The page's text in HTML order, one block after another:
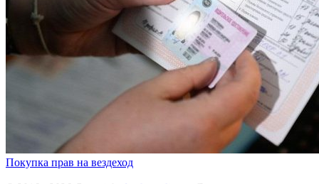
Покупка прав на вездеход